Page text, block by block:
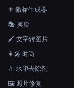
⚜️ 徽标生成器
🎭 换脸
🖌️ 文字转图片
👩‍🎤 时尚
💧 水印去除剂
🖼️ 照片修复